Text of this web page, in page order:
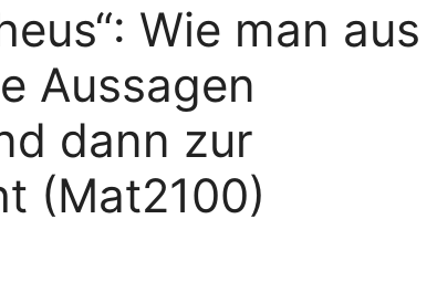
Wie man aus
Aussagen
dann zur
(Mat2100)